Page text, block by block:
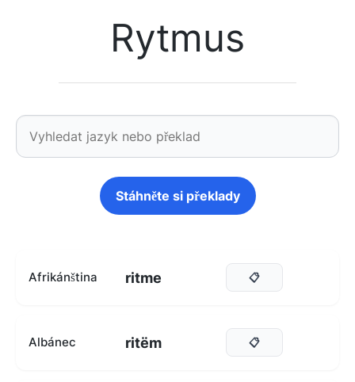
Rytmus
Stáhněte si překlady
Afrikánština ritme 📋
Albánec ritëm 📋